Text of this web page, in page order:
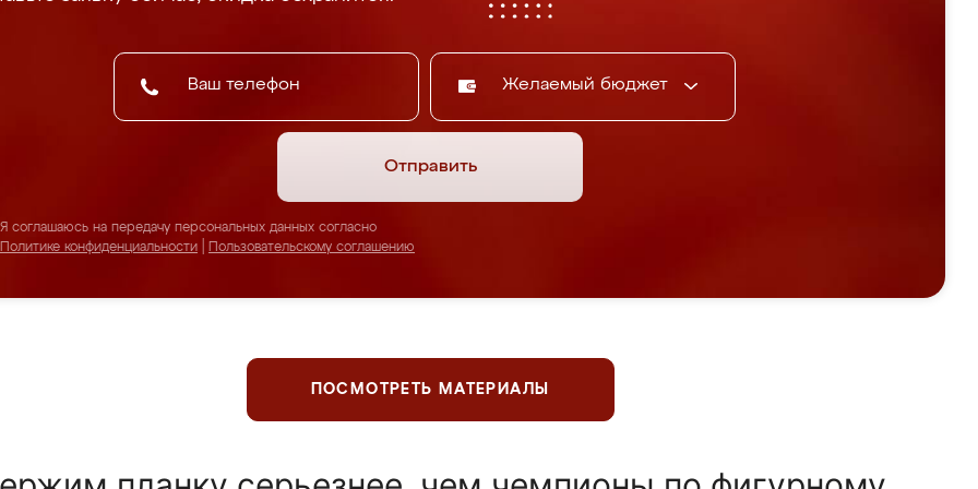
Желаемый бюджет
Отправить
Я соглашаюсь на передачу персональных данных согласно
Политике конфиденциальности
Пользовательскому соглашению
ПОСМОТРЕТЬ МАТЕРИАЛЫ